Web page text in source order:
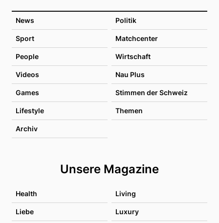
News Politik
Sport Matchcenter
People Wirtschaft
Videos Nau Plus
Games Stimmen der Schweiz
Lifestyle Themen
Archiv
Unsere Magazine
Health Living
Liebe Luxury